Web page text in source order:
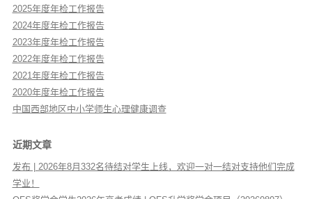
2025年度年检工作报告
2024年度年检工作报告
2023年度年检工作报告
2022年度年检工作报告
2021年度年检工作报告
2020年度年检工作报告
中国西部地区中小学师生心理健康调查
近期文章
发布 | 2026年8月332名待结对学生上线，欢迎一对一结对支持他们完成
学业！